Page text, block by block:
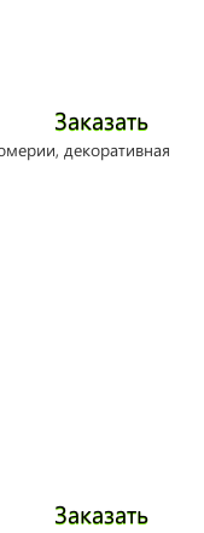
Заказать
Заказать